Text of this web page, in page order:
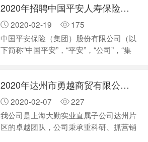
15182037777
2020年招聘中国平安人寿保险股份有限公司达州中心支公司
2020-02-19
175
中国平安保险（集团）股份有限公司（以
下简称“中国平安”，“平安”，“公司”，“集
金融保险、银行、投资等金融业务为一体
的整合、紧密、多元的综合金融服务集
团。 2017年6月，《2017年BrandZ*具
价值*品牌100强》公布，中国平安排名
第61位；[2]7月31日，《财富》中国500
2020年达州市勇越商贸有限公司 招聘
2020-02-07
227
我公司是上海大勤实业直属子公司达州片
区的卓越团队，公司秉承重科研、抓营销